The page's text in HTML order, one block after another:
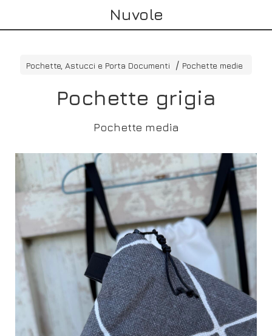
Nuvole
Pochette, Astucci e Porta Documenti Pochette medie
Pochette grigia
Pochette media